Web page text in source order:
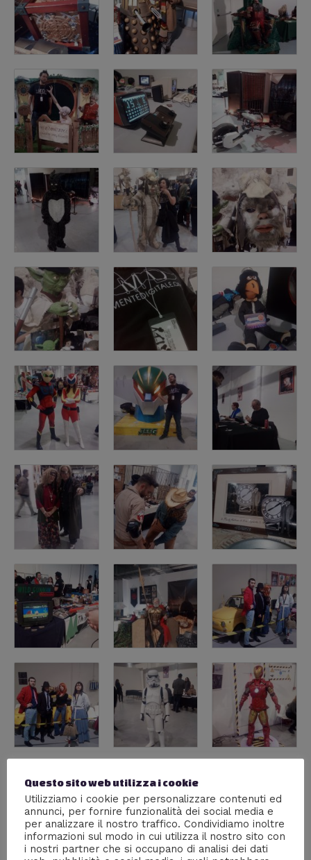
Questo sito web utilizza i cookie
Utilizziamo i cookie per personalizzare contenuti ed
annunci, per fornire funzionalità dei social media e
per analizzare il nostro traffico. Condividiamo inoltre
informazioni sul modo in cui utilizza il nostro sito con
i nostri partner che si occupano di analisi dei dati